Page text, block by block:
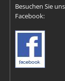
Besuchen Sie
Facebook: